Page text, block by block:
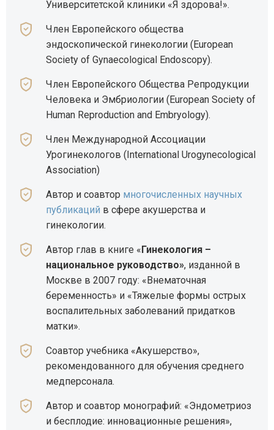
Университетской клиники «Я здорова!».
Член Европейского общества
эндоскопической гинекологии (European
Society of Gynaecological Endoscopy).
Член Европейского Общества Репродукции
Человека и Эмбриологии (European Society of
Human Reproduction and Embryology).
Член Международной Ассоциации
Урогинекологов (International Urogynecological
Association)
Автор и соавтор многочисленных научных
публикаций в сфере акушерства и
гинекологии.
Автор глав в книге «Гинекология –
национальное руководство», изданной в
Москве в 2007 году: «Внематочная
беременность» и «Тяжелые формы острых
воспалительных заболеваний придатков
матки».
Соавтор учебника «Акушерство»,
рекомендованного для обучения среднего
медперсонала.
Автор и соавтор монографий: «Эндометриоз
и бесплодие: инновационные решения»,